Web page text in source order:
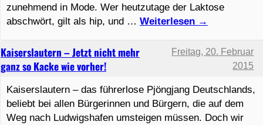
Kaiserslautern – Jetzt nicht mehr
ganz so Kacke wie vorher!
Freitag, 20. Februar
2015
Kaiserslautern – das führerlose Pjöngjang Deutschlands,
beliebt bei allen Bürgerinnen und Bürgern, die auf dem
Weg nach Ludwigshafen umsteigen müssen. Doch wir
zunehmend in Mode. Wer heutzutage der Laktose
abschwört, gilt als hip, und … Weiterlesen →